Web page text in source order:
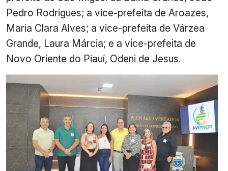
Pedro Rodrigues; a vice-prefeita de Aroazes,
Maria Clara Alves; a vice-prefeita de Várzea
Grande, Laura Márcia; e a vice-prefeita de
Novo Oriente do Piauí, Odeni de Jesus.